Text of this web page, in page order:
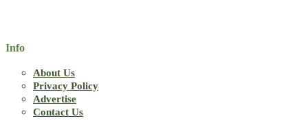
Info
About Us
Privacy Policy
Advertise
Contact Us